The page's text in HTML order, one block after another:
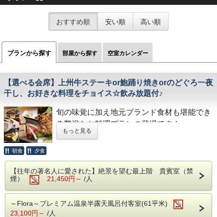
おすすめ順 安い順 高い順
プランから探す 部屋から探す 空室カレンダー
【選べる会席】上州牛ステーキor鮑踊り焼きorのどぐろ一夜
干し、お好きな料理をチョイス☆飲み放題付♪
旬の味覚に加え地元ブランド食材も堪能でき
る贅沢なお料理プランの登場です！
から一品お選びいただけます。
群馬県ならではの味覚をお楽しみいただけま
す。
もっと見る
朝食 夕食
【往年の著名人に愛された】絶景を望む最上階 貴賓室（禁
煙）
21,450円～ /人
～Flora～プレミアム温泉半露天風呂付客室(61平米)
23,100円～ /人